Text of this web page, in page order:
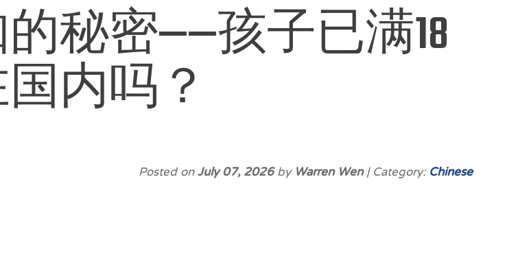
秘密——孩子已满18
内吗？
Posted onJuly 07, 2026byWarren Wen| Category:Chinese